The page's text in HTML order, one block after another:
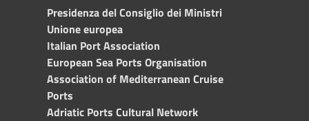
Presidenza del Consiglio dei Ministri
Unione europea
Italian Port Association
European Sea Ports Organisation
Association of Mediterranean Cruise
Ports
Adriatic Ports Cultural Network